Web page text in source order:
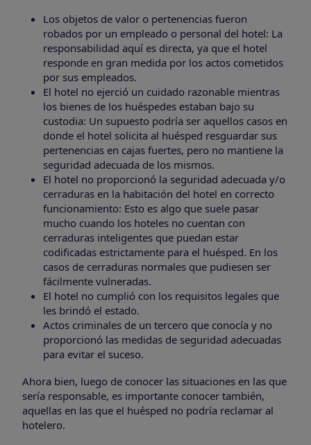
Los objetos de valor o pertenencias fueron
robados por un empleado o personal del hotel: La
responsabilidad aquí es directa, ya que el hotel
responde en gran medida por los actos cometidos
por sus empleados.
El hotel no ejerció un cuidado razonable mientras
los bienes de los huéspedes estaban bajo su
custodia: Un supuesto podría ser aquellos casos en
donde el hotel solicita al huésped resguardar sus
pertenencias en cajas fuertes, pero no mantiene la
seguridad adecuada de los mismos.
El hotel no proporcionó la seguridad adecuada y/o
cerraduras en la habitación del hotel en correcto
funcionamiento: Esto es algo que suele pasar
mucho cuando los hoteles no cuentan con
cerraduras inteligentes que puedan estar
codificadas estrictamente para el huésped. En los
casos de cerraduras normales que pudiesen ser
fácilmente vulneradas.
El hotel no cumplió con los requisitos legales que
les brindó el estado.
Actos criminales de un tercero que conocía y no
proporcionó las medidas de seguridad adecuadas
para evitar el suceso.
Ahora bien, luego de conocer las situaciones en las que
sería responsable, es importante conocer también,
aquellas en las que el huésped no podría reclamar al
hotelero.